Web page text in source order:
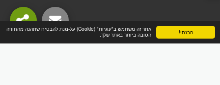
הבנתי!
אתר זה משתמש ב"עוגיות" (Cookie) על-מנת להבטיח שתהנה מהחוויה
הטובה ביותר באתר שלך.